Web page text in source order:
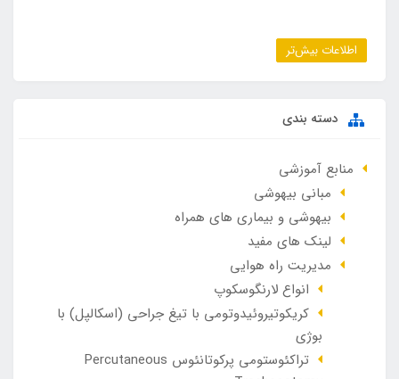
اطلاعات بیش‌تر
دسته بندی
منابع آموزشی
مبانی بیهوشی
بیهوشی و بیماری های همراه
لینک های مفید
مدیریت راه هوایی
انواع لارنگوسکوپ
کریکوتیروئیدوتومی با تیغ جراحی (اسکالپل) با
بوژی
تراکئوستومی پرکوتانئوس Percutaneous